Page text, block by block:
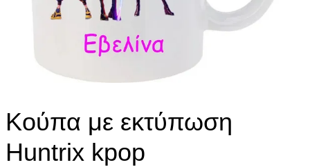
Κούπα με εκτύπωση
Huntrix kpop